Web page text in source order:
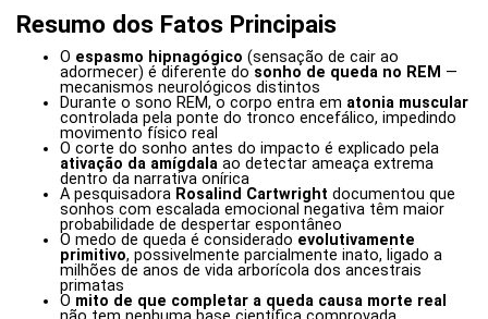
Resumo dos Fatos Principais
O espasmo hipnagógico (sensação de cair ao
adormecer) é diferente dosonho de queda no REM —
mecanismos neurológicos distintos
Durante o sono REM, o corpo entra em atonia muscular
controlada pela ponte do tronco encefálico, impedindo
movimento físico real
O corte do sonho antes do impacto é explicado pela
ativação da amígdala ao detectar ameaça extrema
dentro da narrativa onírica
A pesquisadora Rosalind Cartwright documentou que
sonhos com escalada emocional negativa têm maior
probabilidade de despertar espontâneo
O medo de queda é considerado evolutivamente
primitivo, possivelmente parcialmente inato, ligado a
milhões de anos de vida arborícola dos ancestrais
primatas
O mito de que completar a queda causa morte real